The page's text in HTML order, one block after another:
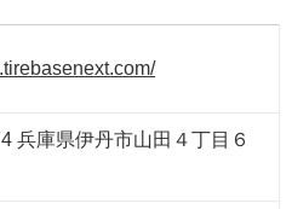
兵庫県伊丹市山田４丁目６